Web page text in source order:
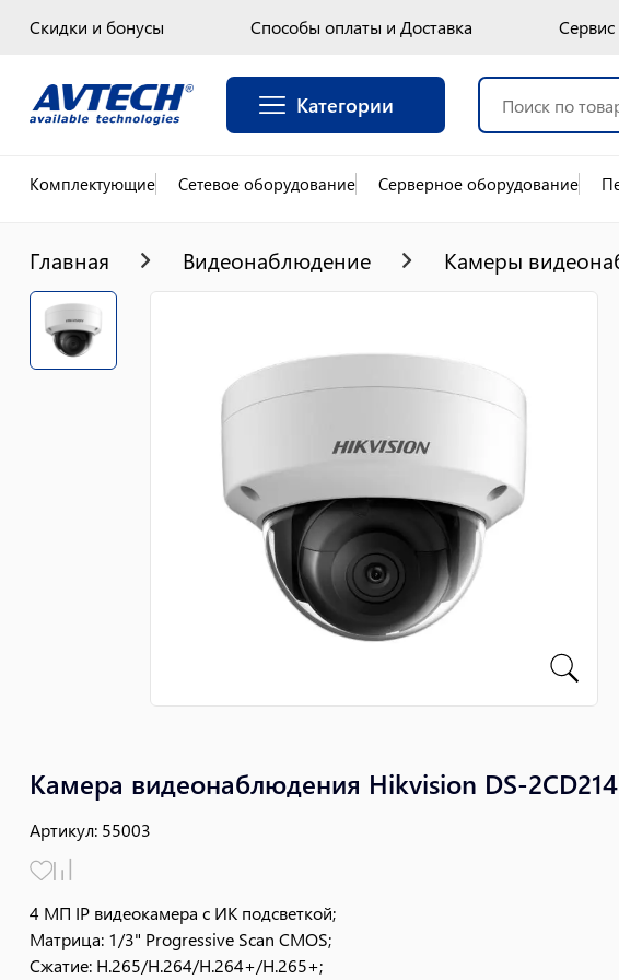
Скидки и бонусы Способы оплаты и Доставка
Категории
Комплектующие Сетевое оборудование Серверное оборудование
Главная Видеонаблюдение Камеры
Камера видеонаблюдения Hikvision DS-
Артикул: 55003
4 МП IP видеокамера с ИК подсветкой;
Матрица: 1/3" Progressive Scan CMOS;
Сжатие: H.265/H.264/H.264+/H.265+;